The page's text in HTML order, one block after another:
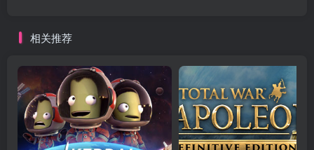
相关推荐